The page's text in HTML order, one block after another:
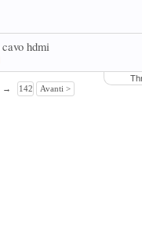
hdmi
→ 142 Avanti >